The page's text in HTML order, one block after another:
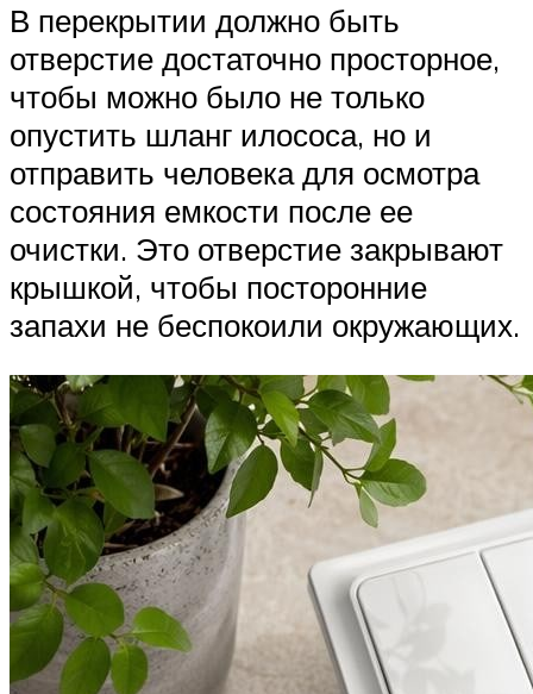
В перекрытии должно быть
отверстие достаточно просторное,
чтобы можно было не только
опустить шланг илососа, но и
отправить человека для осмотра
состояния емкости после ее
очистки. Это отверстие закрывают
крышкой, чтобы посторонние
запахи не беспокоили окружающих.